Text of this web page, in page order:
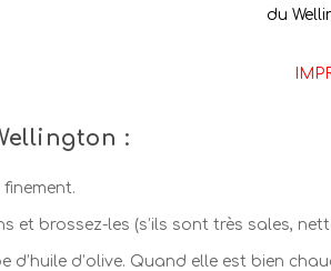
du
:
et brossez-les (s’ils sont très sales,
d’huile d’olive. Quand elle est bien